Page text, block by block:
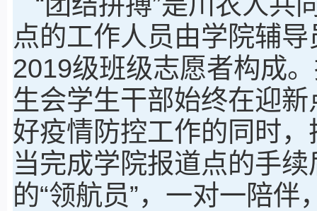
点的工作人员由学院辅
2019级班级志愿者构成
生会学生干部始终在迎
好疫情防控工作的同时
当完成学院报道点的手
的“领航员”，一对一陪